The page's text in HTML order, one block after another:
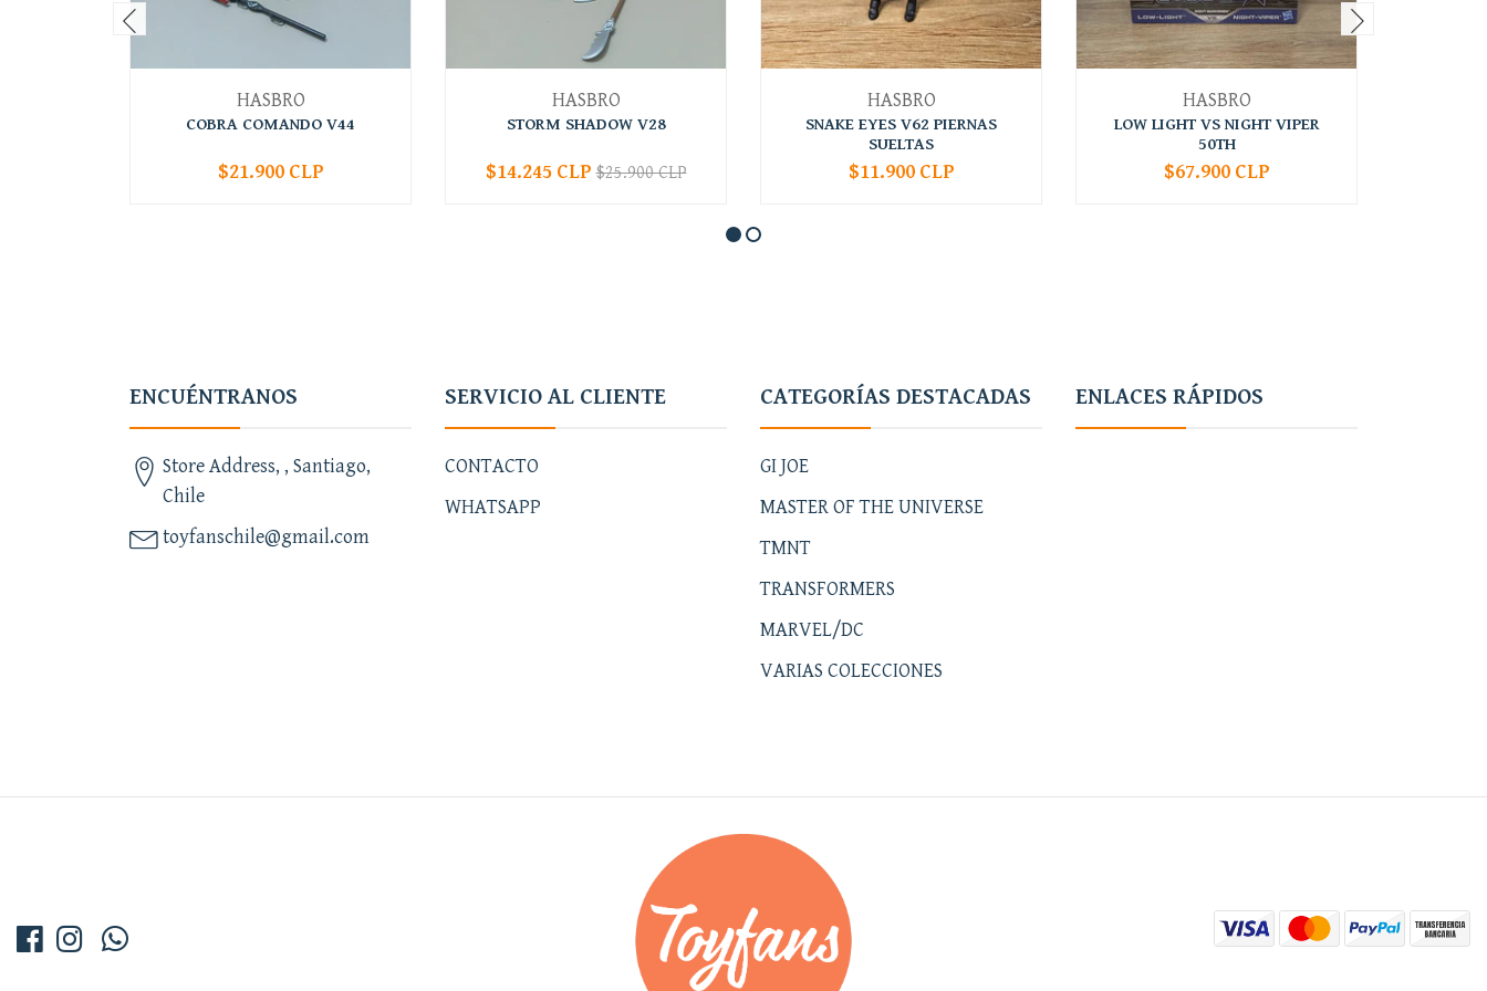
HASBRO
COBRA COMANDO V44
+
$21.900 CLP
HASBRO
STORM SHADOW V28
+
$14.245 CLP$25.900 CLP
HASBRO
SNAKE EYES V62 PIERNAS
SUELTAS
+
$11.900 CLP
HASBRO
LOW LIGHT VS NIGHT VIPER
50TH
+
$67.900 CLP
ENCUÉNTRANOS
Store Address, , Santiago,
Chile
toyfanschile@gmail.com
SERVICIO AL CLIENTE
CONTACTO
WHATSAPP
CATEGORÍAS DESTACADAS
GI JOE
MASTER OF THE UNIVERSE
TMNT
TRANSFORMERS
MARVEL/DC
VARIAS COLECCIONES
ENLACES RÁPIDOS